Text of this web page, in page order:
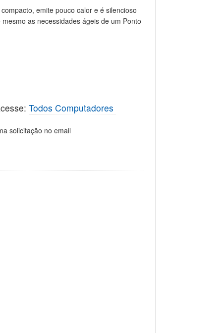
emite pouco calor e é silencioso
as necessidades ágeis de um Ponto
Todos Computadores
solicitação no email